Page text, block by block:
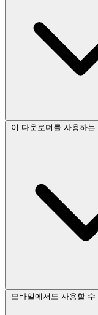
이 다운로더를 사용하
모바일에서도 사용할 수